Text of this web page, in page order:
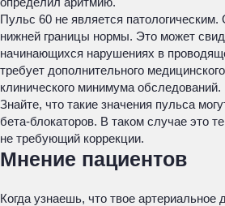
Пульс 60 не является
нижней границы нормы. Это может
начинающихся нарушениях в
требует дополнительного
клинического минимума обследований.
Знайте, что такие значения пульса
бета-блокаторов. В таком случае это
не требующий коррекции.
Мнение пациентов
Когда узнаешь, что твое артериальное